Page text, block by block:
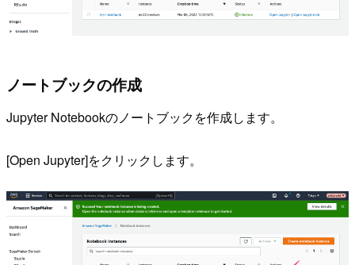
ノートブックの作成
Jupyter Notebookのノートブックを作成します。
[Open Jupyter]をクリックします。